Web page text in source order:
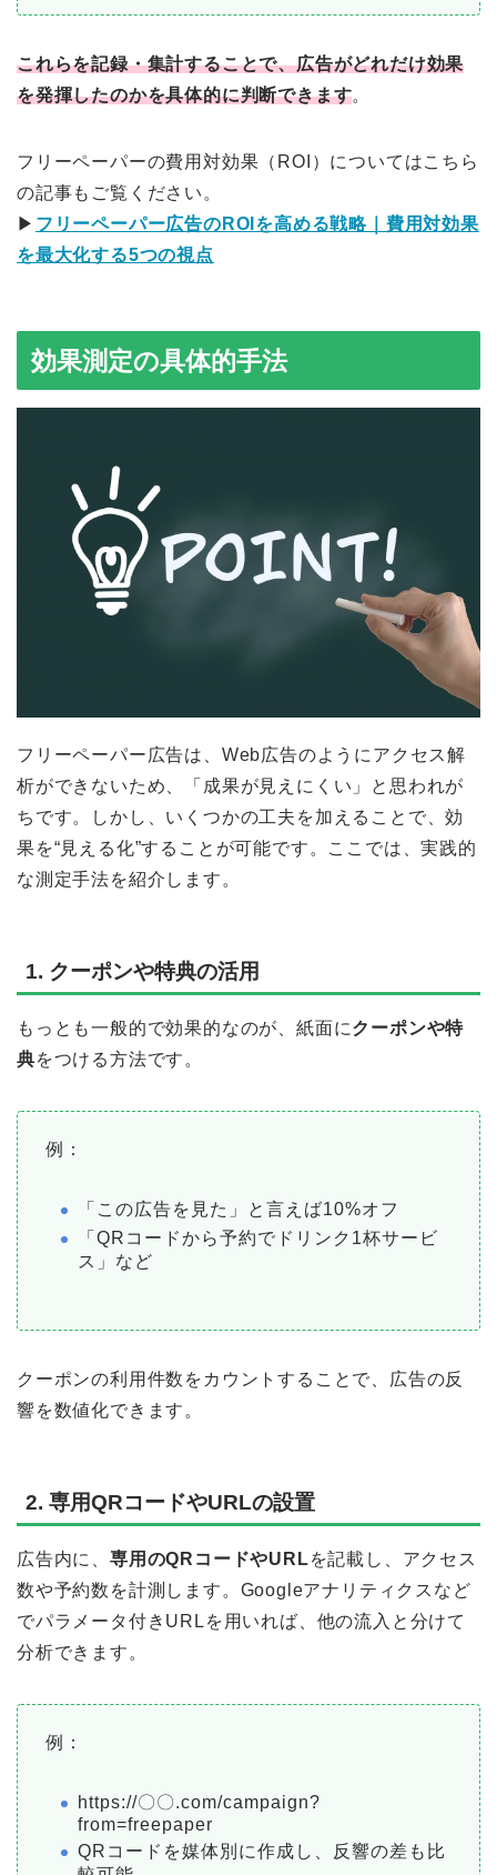
これらを記録・集計することで、広告がどれだけ効果
を発揮したのかを具体的に判断できます。
フリーペーパーの費用対効果（ROI）についてはこちら
の記事もご覧ください。
▶ フリーペーパー広告のROIを高める戦略｜費用対効果
を最大化する5つの視点
効果測定の具体的手法
フリーペーパー広告は、Web広告のようにアクセス解
析ができないため、「成果が見えにくい」と思われが
ちです。しかし、いくつかの工夫を加えることで、効
果を“見える化”することが可能です。ここでは、実践的
な測定手法を紹介します。
1. クーポンや特典の活用
もっとも一般的で効果的なのが、紙面にクーポンや特
典をつける方法です。
例：
「この広告を見た」と言えば10%オフ
「QRコードから予約でドリンク1杯サービ
ス」など
クーポンの利用件数をカウントすることで、広告の反
響を数値化できます。
2. 専用QRコードやURLの設置
広告内に、 専用のQRコードやURLを記載し、アクセス
数や予約数を計測します。Googleアナリティクスなど
でパラメータ付きURLを用いれば、他の流入と分けて
分析できます。
例：
https://〇〇.com/campaign?
from=freepaper
QRコードを媒体別に作成し、反響の差も比